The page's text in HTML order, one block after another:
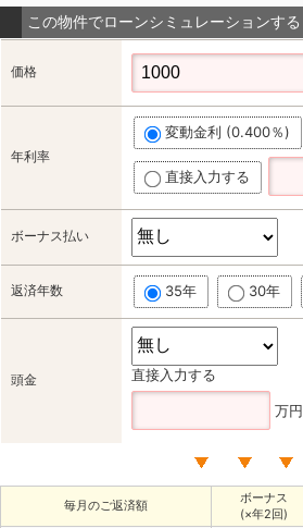
この物件でローンシミュレーションする
価格
年利率
変動金利 (0.400％)
直接入力する
ボーナス払い
返済年数 35年 30年
頭金 直接入力する
万円
毎月のご返済額
ボーナス
(×年2回)